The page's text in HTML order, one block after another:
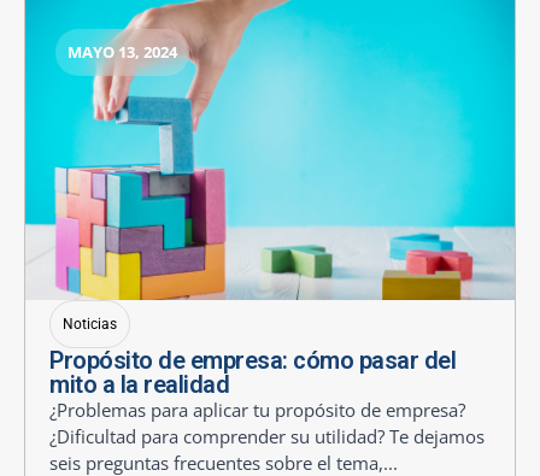
MAYO 13, 2024
Noticias
Propósito de empresa: cómo pasar del
mito a la realidad
¿Problemas para aplicar tu propósito de empresa?
¿Dificultad para comprender su utilidad? Te dejamos
seis preguntas frecuentes sobre el tema,...